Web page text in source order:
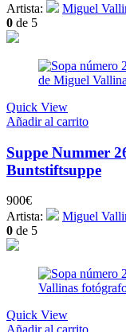
Artista:
Miguel
0 de 5
Quick View
Añadir al carrito
Suppe Nummer
Buntstiftsuppe
900€
Artista:
Miguel
0 de 5
Quick View